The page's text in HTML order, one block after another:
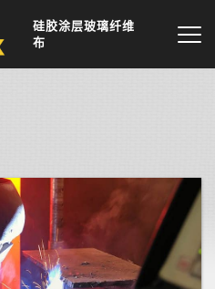
硅胶涂层玻璃纤维
布